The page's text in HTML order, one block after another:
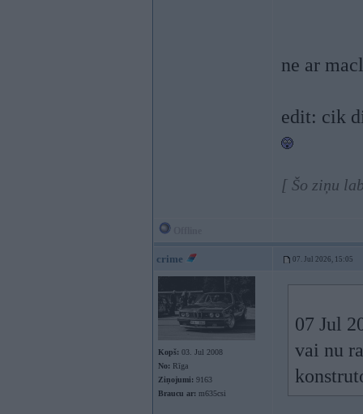
ne ar
edit: cik
[ Šo ziņu
crime 07. Jul 2026, 15:05
Kopš: 03. Jul 2008
No: Rīga
Ziņojumi: 9163
Braucu ar: m635csi
07 Jul
vai nu